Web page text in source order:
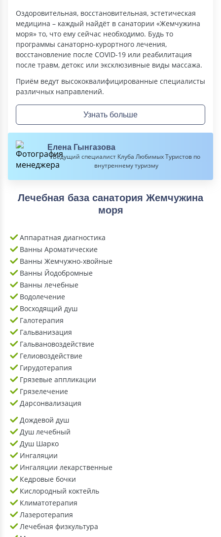
Елена Гынгазова
Ведущий специалист Клуба Любимых Туристов по
внутреннему туризму
Оздоровительная, восстановительная, эстетическая
медицина – каждый найдёт в санатории «Жемчужина
моря» то, что ему сейчас необходимо. Будь то
программы санаторно-курортного лечения,
восстановление после COVID-19 или реабилитация
после травм, детокс или эксклюзивные виды массажа.
Приём ведут высококвалифицированные специалисты
различных направлений.
Узнать больше
Лечебная база санатория Жемчужина
моря
Аппаратная диагностика
Ванны Ароматические
Ванны Жемчужно-хвойные
Ванны Йодобромные
Ванны лечебные
Водолечение
Восходящий душ
Галотерапия
Гальванизация
Гальвановоздействие
Гелиовоздействие
Гирудотерапия
Грязевые аппликации
Грязелечение
Дарсонвализация
Дождевой душ
Душ лечебный
Душ Шарко
Ингаляции
Ингаляции лекарственные
Кедровые бочки
Кислородный коктейль
Климатотерапия
Лазеротерапия
Лечебная физкультура